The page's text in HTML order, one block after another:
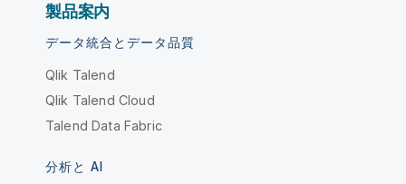
製品案内
データ統合とデータ品質
Qlik Talend
Qlik Talend Cloud
Talend Data Fabric
分析と AI